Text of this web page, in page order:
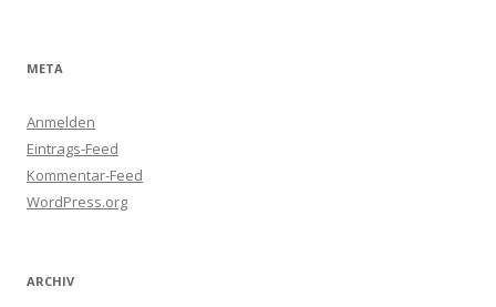
META
Anmelden
Eintrags-Feed
Kommentar-Feed
WordPress.org
ARCHIV